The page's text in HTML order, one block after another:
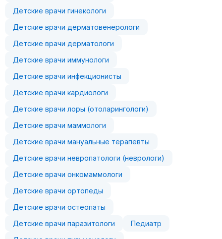
Детские врачи гинекологи
Детские врачи дерматовенерологи
Детские врачи дерматологи
Детские врачи иммунологи
Детские врачи инфекционисты
Детские врачи кардиологи
Детские врачи лоры (отоларингологи)
Детские врачи маммологи
Детские врачи мануальные терапевты
Детские врачи невропатологи (неврологи)
Детские врачи онкомаммологи
Детские врачи ортопеды
Детские врачи остеопаты
Детские врачи паразитологи
Педиатр